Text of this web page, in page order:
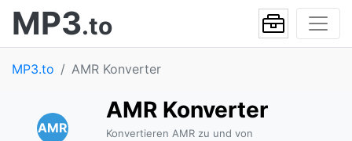
MP3.to
MP3.to AMR Konverter
AMR
AMR Konverter
Konvertieren AMR zu und von